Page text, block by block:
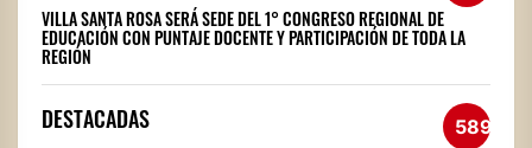
VILLA SANTA ROSA SERÁ SEDE DEL 1° CONGRESO REGIONAL DE
EDUCACIÓN CON PUNTAJE DOCENTE Y PARTICIPACIÓN DE TODA LA
REGIÓN
DESTACADAS 589